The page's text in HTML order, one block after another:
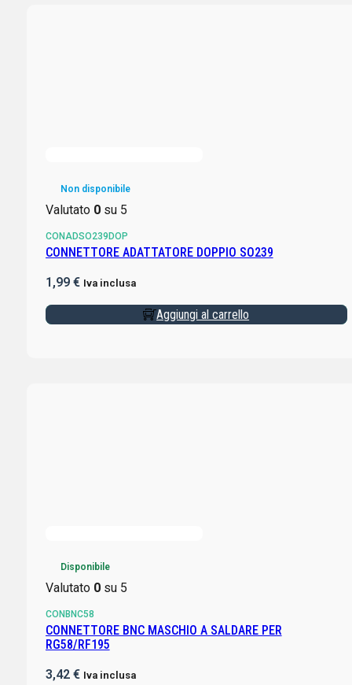
Non disponibile
Valutato 0su 5
CONADSO239DOP
CONNETTORE ADATTATORE DOPPIO SO239
1,99 € Iva inclusa
Aggiungi al carrello
Disponibile
Valutato 0su 5
CONBNC58
CONNETTORE BNC MASCHIO A SALDARE PER
RG58/RF195
3,42 € Iva inclusa